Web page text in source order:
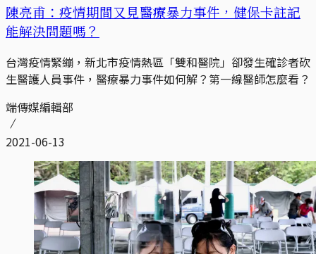
陳亮甫：疫情期間又見醫療暴力事件，健保卡註記
能解決問題嗎？
台灣疫情緊繃，新北市疫情熱區「雙和醫院」卻發生確診者砍
生醫護人員事件，醫療暴力事件如何解？第一線醫師怎麼看？
端傳媒編輯部
2021-06-13